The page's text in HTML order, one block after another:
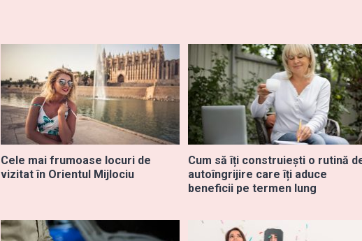
Cele mai frumoase locuri de
vizitat în Orientul Mijlociu
Cum să îți construiești o rutină
autoîngrijire care îți aduce
beneficii pe termen lung